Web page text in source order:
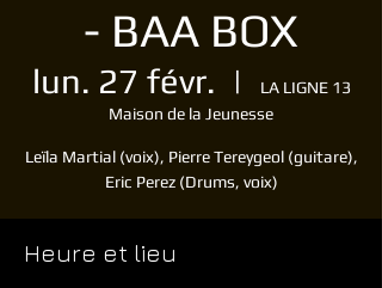
- BAA BOX
lun. 27 févr.
  |
LA LIGNE 13
Maison de la Jeunesse
Leïla Martial (voix), Pierre Tereygeol (guitare),
Eric Perez (Drums, voix)
Heure et lieu